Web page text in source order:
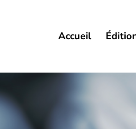
Accueil